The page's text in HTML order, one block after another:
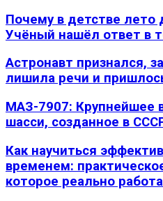
Почему в детстве лето
Учёный нашёл ответ в
Астронавт признался,
лишила речи и
МАЗ-7907: Крупнейшее
шасси, созданное в
Как научиться
временем:
которое реально